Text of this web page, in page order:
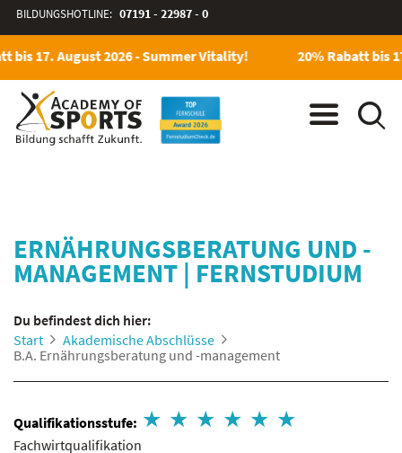
BILDUNGSHOTLINE: 07191 - 22987 - 0
bis 17. August 2026 - Summer Vitality! 20% Rabatt bis
ERNÄHRUNGSBERATUNG UND -
MANAGEMENT | FERNSTUDIUM
Du befindest dich hier:
Start
Akademische Abschlüsse
B.A. Ernährungsberatung und -management
Qualifikationsstufe:
Fachwirtqualifikation